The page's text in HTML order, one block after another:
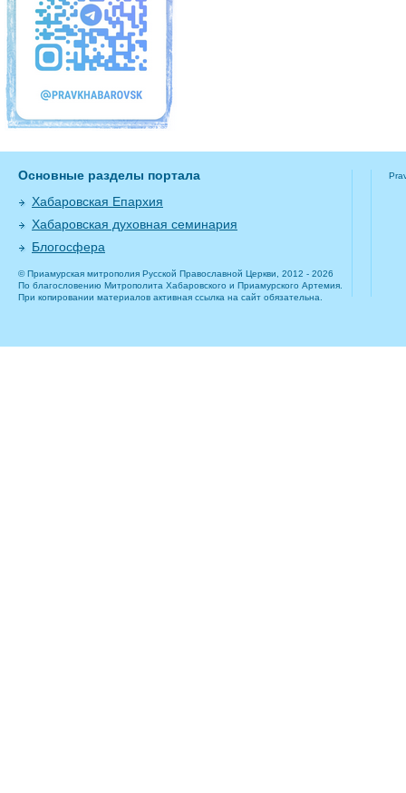
Основные разделы портала
Хабаровская Епархия
Хабаровская духовная семинария
Блогосфера
© Приамурская митрополия Русской Православной Церкви, 2012 - 2026
По благословению Митрополита Хабаровского и Приамурского Артемия.
При копировании материалов активная ссылка на сайт обязательна.